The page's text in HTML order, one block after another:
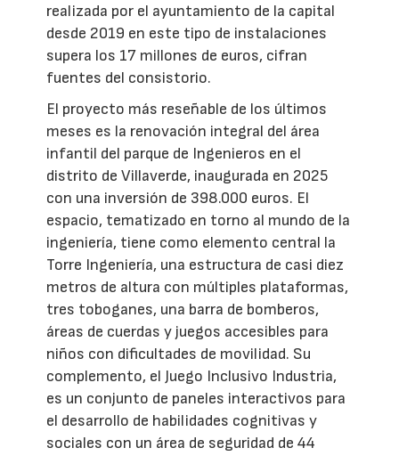
realizada por el ayuntamiento de la capital
desde 2019 en este tipo de instalaciones
supera los 17 millones de euros, cifran
fuentes del consistorio.
El proyecto más reseñable de los últimos
meses es la renovación integral del área
infantil del parque de Ingenieros en el
distrito de Villaverde, inaugurada en 2025
con una inversión de 398.000 euros. El
espacio, tematizado en torno al mundo de la
ingeniería, tiene como elemento central la
Torre Ingeniería, una estructura de casi diez
metros de altura con múltiples plataformas,
tres toboganes, una barra de bomberos,
áreas de cuerdas y juegos accesibles para
niños con dificultades de movilidad. Su
complemento, el Juego Inclusivo Industria,
es un conjunto de paneles interactivos para
el desarrollo de habilidades cognitivas y
sociales con un área de seguridad de 44